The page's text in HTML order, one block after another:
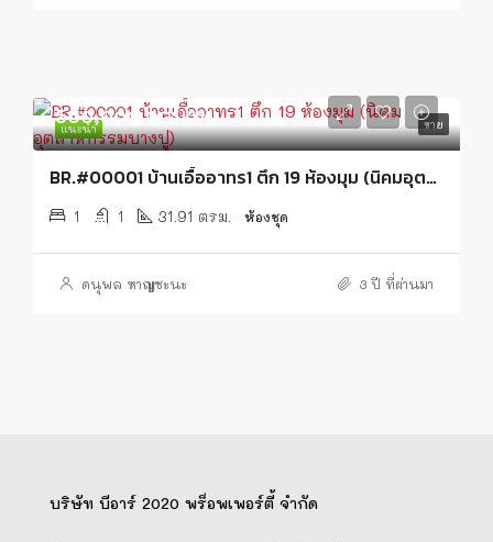
แนะนำ ขาย
500,000.00บาท
BR.#00001 บ้านเอื้ออาทร1 ตึก 19 ห้องมุม (นิคมอุตสาหกรรมบางปู)
1 1 31.91 ตรม. ห้องชุด
ดนุพล หาญชะนะ 3 ปี ที่ผ่านมา
บริษัท บีอาร์ 2020 พร็อพเพอร์ตี้ จำกัด